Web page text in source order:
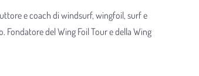
e coach di windsurf, wingfoil, surf e
del Wing Foil Tour e della Wing